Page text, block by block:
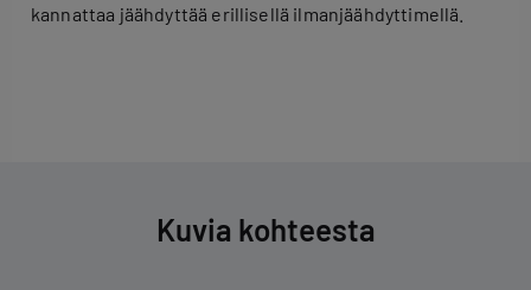
kannattaa jäähdyttää erillisellä ilmanjäähdyttimellä.
Kuvia kohteesta